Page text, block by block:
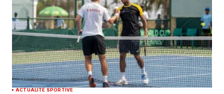
ACTUALITÉ SPORTIVE